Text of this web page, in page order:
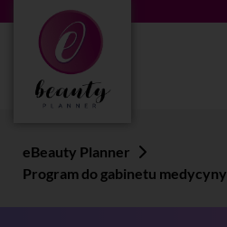
eBeauty Planner
Program do gabinetu